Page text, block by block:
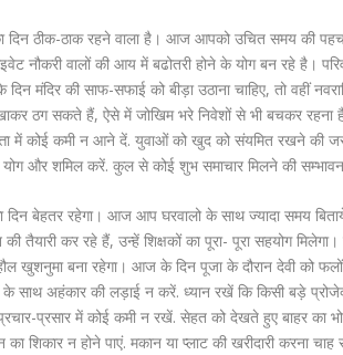
ठीक-ठाक रहने वाला है। आज आपको उचित समय की
नौकरी वालों की आय में बढोतरी होने के योग बन रहे है।
मंदिर की साफ-सफाई को बीड़ा उठाना चाहिए, तो वहीं
ठग सकते हैं, ऐसे में जोखिम भरे निवेशों से भी बचकर रहना है.
में कोई कमी न आने दें. युवाओं को खुद को संयमित रखने की
योग और शमिल करें. कुल से कोई शुभ समाचार मिलने की
बेहतर रहेगा। आज आप घरवालो के साथ ज्यादा समय
की तैयारी कर रहे हैं, उन्हें शिक्षकों का पूरा- पूरा सहयोग
खुशनुमा बना रहेगा। आज के दिन पूजा के दौरान देवी को
के साथ अहंकार की लड़ाई न करें. ध्यान रखें कि किसी बड़े
प्रचार-प्रसार में कोई कमी न रखें. सेहत को देखते हुए बाहर का
शिकार न होने पाएं. मकान या प्लाट की खरीदारी करना चाह